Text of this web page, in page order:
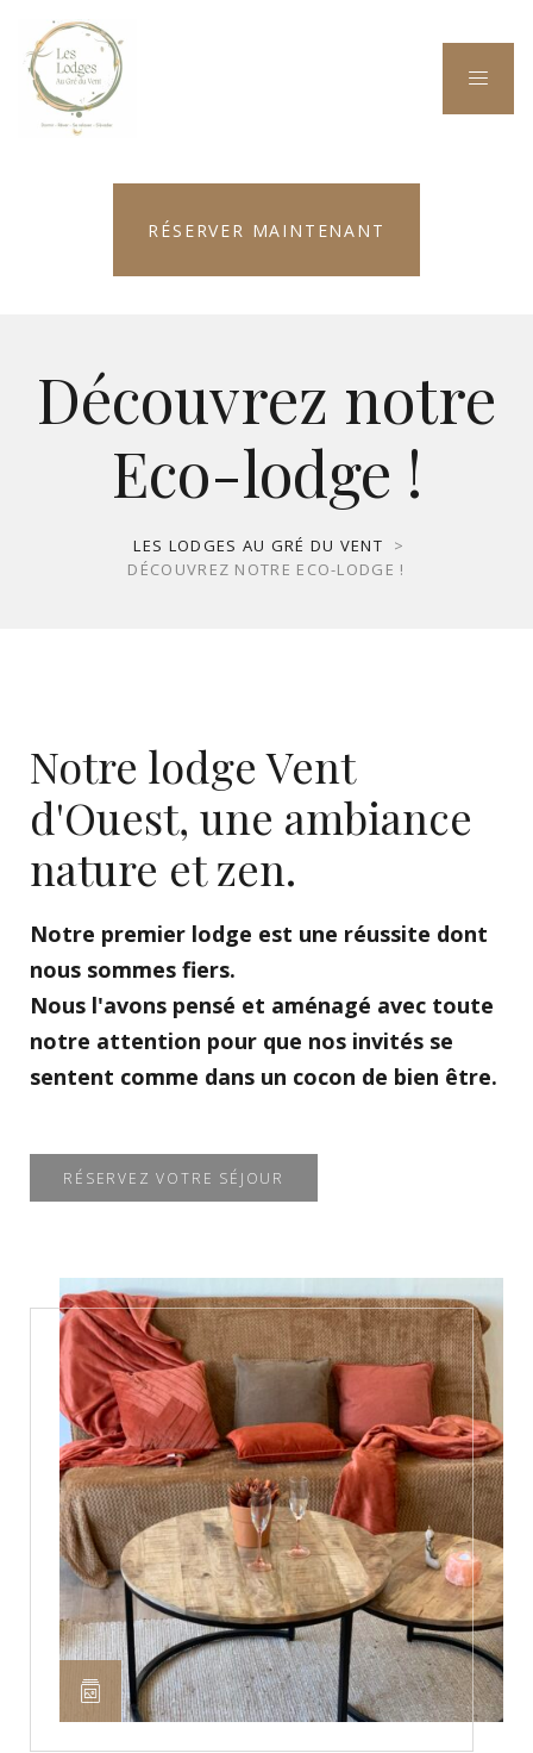
RÉSERVER MAINTENANT
Découvrez notre
Eco-lodge !
LES LODGES AU GRÉ DU VENT
>
DÉCOUVREZ NOTRE ECO-LODGE !
Notre lodge Vent
d'Ouest, une ambiance
nature et zen.
Notre premier lodge est une réussite dont
nous sommes fiers.
Nous l'avons pensé et aménagé avec toute
notre attention pour que nos invités se
sentent comme dans un cocon de bien être.
RÉSERVEZ VOTRE SÉJOUR